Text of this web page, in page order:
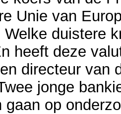
Unie van
Welke duistere
heeft deze
directeur van
jonge
gaan op